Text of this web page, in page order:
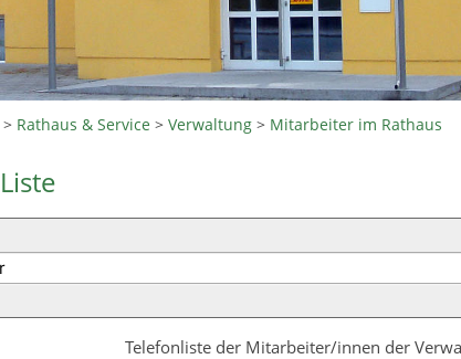
> Rathaus & Service >Verwaltung > Mitarbeiter im Rathaus
Telefonliste der Mitarbeiter/innen der